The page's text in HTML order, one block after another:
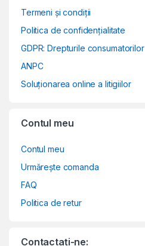
Termeni și condiții
Politica de confidențialitate
GDPR: Drepturile consumatorilor
ANPC
Soluționarea online a litigiilor
Contul meu
Contul meu
Urmărește comanda
FAQ
Politica de retur
Contactați-ne: